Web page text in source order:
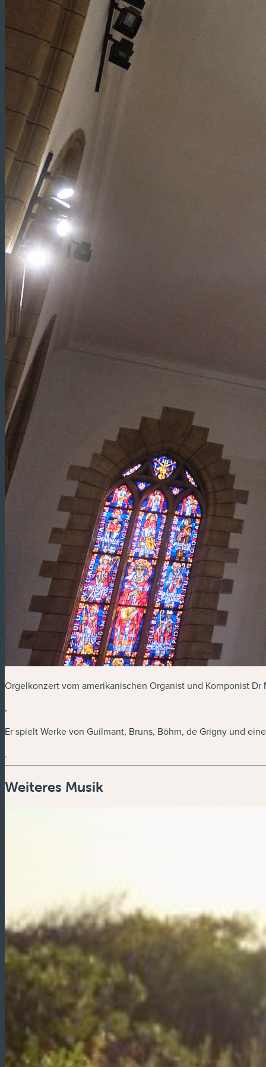
Orgelkonzert vom amerikanischen Organist und Komponist Dr
.
Er spielt Werke von Guilmant, Bruns, Böhm, de Grigny und
.
Weiteres Musik